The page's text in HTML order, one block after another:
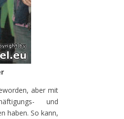
aber mit
und
haben. So kann,